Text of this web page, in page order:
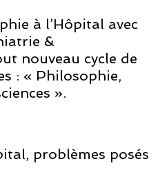
à l’Hôpital avec
&
nouveau cycle de
: « Philosophie,
».
problèmes posés